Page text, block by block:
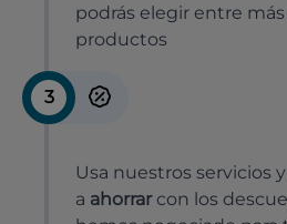
podrás elegir entre más
productos
3
Usa nuestros servicios
a ahorrar con los